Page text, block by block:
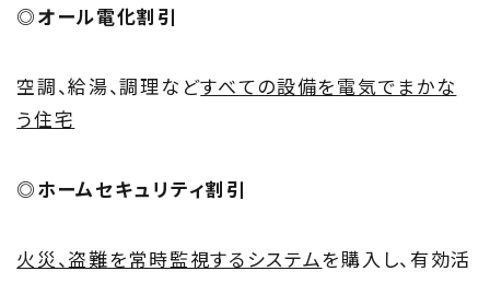
◎オール電化割引
空調、給湯、調理などすべての設備を電気でまかな
う住宅
◎ホームセキュリティ割引
火災、盗難を常時監視するシステムを購入し、有効活